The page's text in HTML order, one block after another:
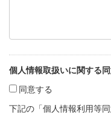
個人情報取扱いに関する
同意する
下記の「個人情報利用等